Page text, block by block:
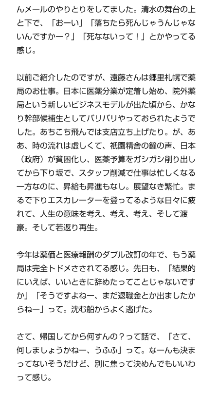
んメールのやりとりをしてました。清水の舞台の上
と下で、「おーい」「落ちたら死んじゃうんじゃな
いんですかー？」「死なないって！」とかやってる
感じ。
以前ご紹介したのですが、遠藤さんは郷里札幌で薬
局のお仕事。日本に医薬分業が定着し始め、院外薬
局という新しいビジネスモデルが出た頃から、かな
り幹部候補生としてバリバリやっておられたようで
した。あちこち飛んでは支店立ち上げたり。が、あ
あ、時の流れは虚しくて、祇園精舎の鐘の声、日本
（政府）が貧困化し、医薬予算をガシガシ削り出し
てから下り坂で、スタッフ削減で仕事は忙しくなる
一方なのに、昇給も昇進もなし。展望なき繁忙。ま
るで下りエスカレーターを登ってるような日々に疲
れて、人生の意味を考え、考え、考え、そして渡
豪。そして若返り再生。
今年は薬価と医療報酬のダブル改訂の年で、もう薬
局は完全トドメさされてる感じ。先日も、「結果的
にいえば、いいときに辞めたってことじゃないです
か」「そうですよねー、まだ退職金とか出ましたか
らねー」って。沈む船からよく逃げた。
さて、帰国してから何すんの？って話で、「さて、
何しましょうかねー、うふふ」って。なーんも決ま
ってないそうだけど、別に焦って決めんでもいいわ
って感じ。